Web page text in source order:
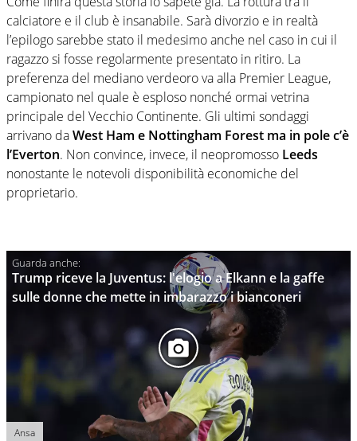
calciatore e il club è insanabile. Sarà divorzio e in realtà
l’epilogo sarebbe stato il medesimo anche nel caso in cui il
ragazzo si fosse regolarmente presentato in ritiro. La
preferenza del mediano verdeoro va alla Premier League,
campionato nel quale è esploso nonché ormai vetrina
principale del Vecchio Continente. Gli ultimi sondaggi
arrivano daWest Ham e Nottingham Forest ma in pole c’è
l’Everton. Non convince, invece, il neopromosso Leeds
nonostante le notevoli disponibilità economiche del
proprietario.
Trump riceve la Juventus: l'elogio a Elkann e la gaffe
sulle donne che mette in imbarazzo i bianconeri
Ansa